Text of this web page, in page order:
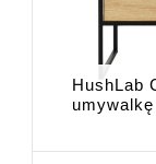
HushLab